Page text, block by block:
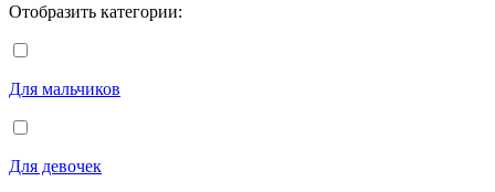
Отобразить категории:
Для мальчиков
Для девочек